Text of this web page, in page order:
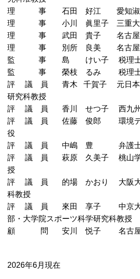
理 事 石田 好江 愛知淑徳
理 事 小川 眞里子 三重大学
理 事 武田 貴子 名古屋短
理 事 別所 良美 名古屋市
監 事 島 けい子 税理
監 事 榮枝 るみ 税理
評 議 員 青木 千賀子 元日本大
研究科教授
評 議 員 香川 せつ子 西九州
評 議 員 佐藤 俊郎 環境デ
役
評 議 員 中嶋 豊 弁護
評 議 員 萩原 久美子 桃山学院
授
評 議 員 的場 かおり 大阪大学
科教授
評 議 員 來田 享子 中京大学
部・大学院スポーツ科学研究科教授
顧 問 安川 悦子 名古屋市
所
2026年6月現在